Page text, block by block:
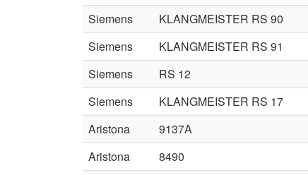
Siemens
KLANGMEISTER RS 90
Siemens
KLANGMEISTER RS 91
Siemens
RS 12
Siemens
KLANGMEISTER RS 17
Aristona
9137A
Aristona
8490